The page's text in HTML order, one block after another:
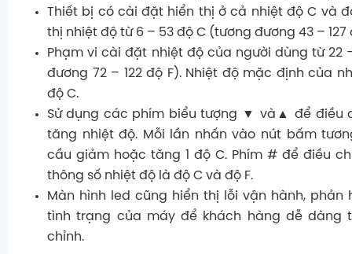
Thiết bị có cài đặt hiển thị ở cả nhiệt độ C và
thị nhiệt độ từ 6 – 53 độ C (tương đương 43 – 127
Phạm vi cài đặt nhiệt độ của người dùng từ 22
đương 72 – 122 độ F). Nhiệt độ mặc định của
độ C.
Sử dụng các phím biểu tượng ▼ và▲ để điều
tăng nhiệt độ. Mỗi lần nhấn vào nút bấm
cầu giảm hoặc tăng 1 độ C. Phím # để điều
thông số nhiệt độ là độ C và độ F.
Màn hình led cũng hiển thị lỗi vận hành, phản
tình trạng của máy để khách hàng dễ dàng
chỉnh.